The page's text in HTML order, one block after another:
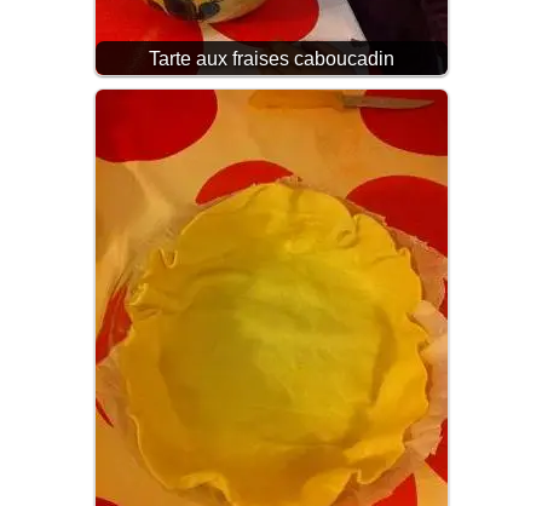
Tarte aux fraises caboucadin